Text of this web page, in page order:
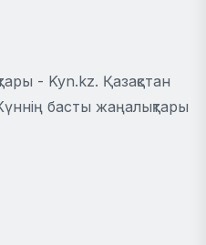
- Kyn.kz. Қазақстан
басты жаңалықтары